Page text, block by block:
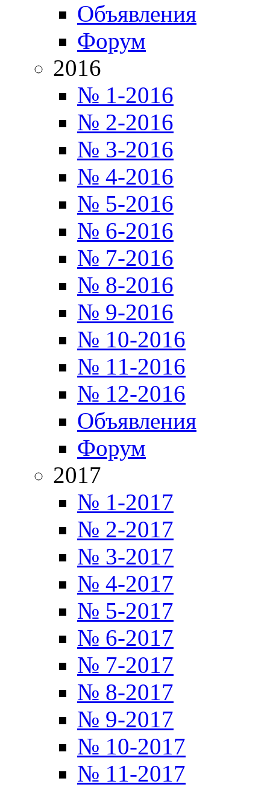
Объявления
Форум
2016
№ 1-2016
№ 2-2016
№ 3-2016
№ 4-2016
№ 5-2016
№ 6-2016
№ 7-2016
№ 8-2016
№ 9-2016
№ 10-2016
№ 11-2016
№ 12-2016
Объявления
Форум
2017
№ 1-2017
№ 2-2017
№ 3-2017
№ 4-2017
№ 5-2017
№ 6-2017
№ 7-2017
№ 8-2017
№ 9-2017
№ 10-2017
№ 11-2017